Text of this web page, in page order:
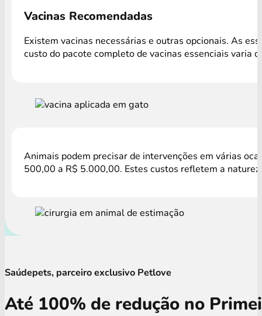
Vacinas Recomendadas
Existem vacinas necessárias e outras opcionais. As
custo do pacote completo de vacinas essenciais varia
Animais podem precisar de intervenções em várias
500,00 a R$ 5.000,00. Estes custos refletem a
Saúdepets, parceiro exclusivo Petlove
Até 100% de redução no